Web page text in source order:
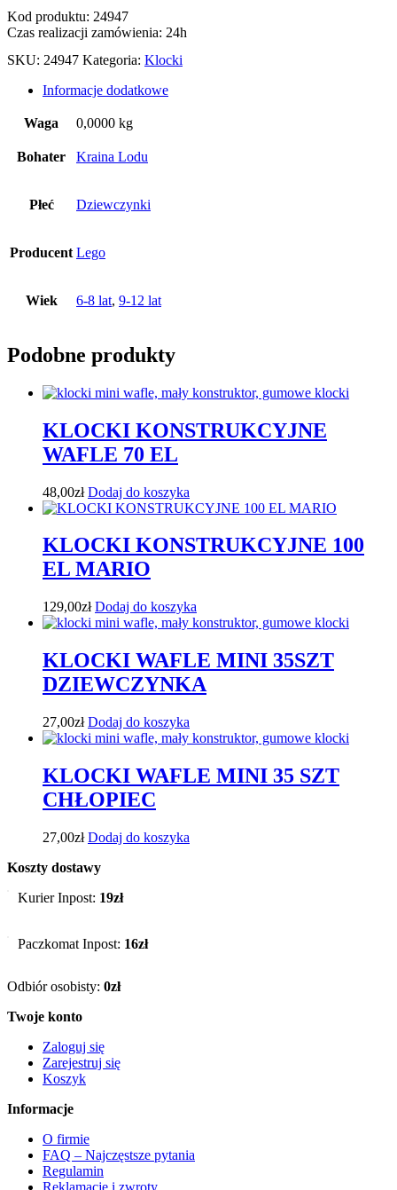
Kod produktu: 24947
Czas realizacji zamówienia: 24h
SKU: 24947 Kategoria: Klocki
Informacje dodatkowe
Waga 0,0000 kg
Bohater Kraina Lodu
Płeć Dziewczynki
Producent Lego
Wiek 6-8 lat, 9-12 lat
Podobne produkty
KLOCKI KONSTRUKCYJNE
WAFLE 70 EL
48,00zł Dodaj do koszyka
KLOCKI KONSTRUKCYJNE 100
EL MARIO
129,00zł Dodaj do koszyka
KLOCKI WAFLE MINI 35SZT
DZIEWCZYNKA
27,00zł Dodaj do koszyka
KLOCKI WAFLE MINI 35 SZT
CHŁOPIEC
27,00zł Dodaj do koszyka
Koszty dostawy
Kurier Inpost: 19zł
Paczkomat Inpost: 16zł
Odbiór osobisty: 0zł
Twoje konto
Zaloguj się
Zarejestruj się
Koszyk
Informacje
O firmie
FAQ – Najczęstsze pytania
Regulamin
Reklamacje i zwroty